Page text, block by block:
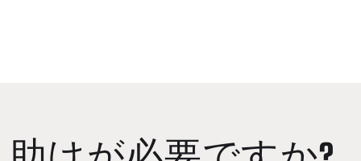
助けが必要ですか?